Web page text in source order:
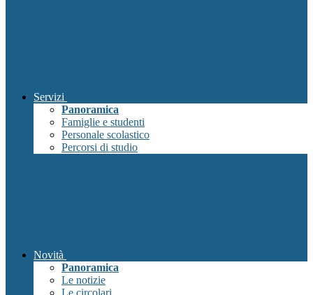
Servizi
Panoramica
Famiglie e studenti
Personale scolastico
Percorsi di studio
Novità
Panoramica
Le notizie